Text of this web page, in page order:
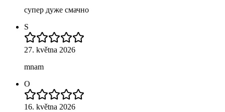
супер дуже смачно
S
27. května 2026
mnam
O
16. května 2026